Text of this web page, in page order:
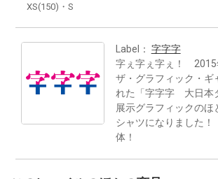
XS(150)・S
Label： 字字字
字ぇ字ぇ字ぇ！ 2015
ザ・グラフィック・ギ
れた「字字字 大日本
展示グラフィックのほ
シャツになりました
体！